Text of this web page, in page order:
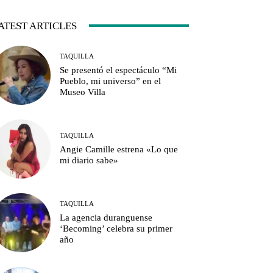
ARTICLES
TAQUILLA
Se presentó el espectáculo “Mi
Pueblo, mi universo” en el
Museo Villa
TAQUILLA
Angie Camille estrena «Lo que
mi diario sabe»
TAQUILLA
La agencia duranguense
‘Becoming’ celebra su primer
año